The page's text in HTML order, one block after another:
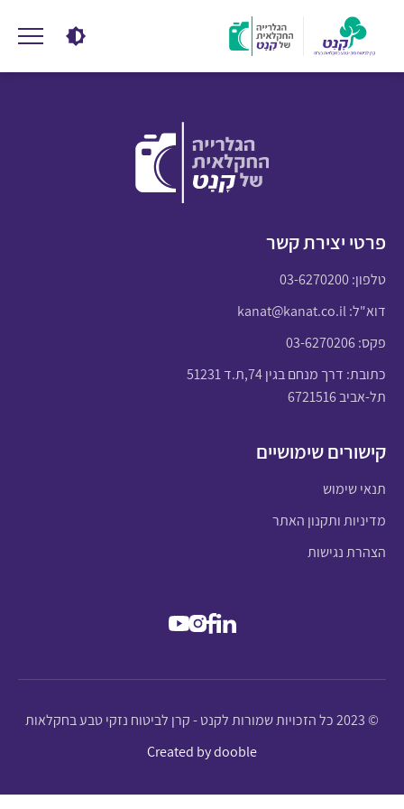
פרטי יצירת קשר
טלפון:03-6270200
דוא"ל:kanat@kanat.co.il
פקס: 03-6270206
כתובת: דרך מנחם בגין 74,ת.ד 51231
תל-אביב 6721516
קישורים שימושיים
תנאי שימוש
מדיניות ותקנון האתר
הצהרת נגישות
© 2023 כל הזכויות שמורות לקנט - קרן לביטוח נזקי טבע בחקלאות
Created by dooble